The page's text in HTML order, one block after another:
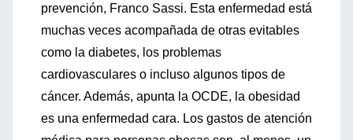
prevención, Franco Sassi. Esta enfermedad está
muchas veces acompañada de otras evitables
como la diabetes, los problemas
cardiovasculares o incluso algunos tipos de
cáncer. Además, apunta la OCDE, la obesidad
es una enfermedad cara. Los gastos de atención